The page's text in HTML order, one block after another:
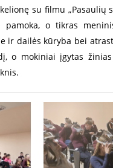
su filmu „Pasaulių
pamoka, o tikras
ir dailės kūryba bei
o mokiniai įgytas